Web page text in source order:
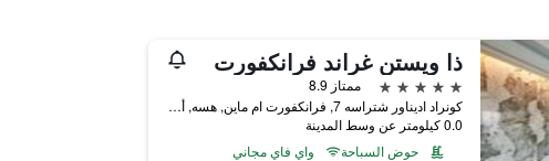
ذا ويستن غراند فرانكفورت
5 نجوم
ممتاز 8.9
كونراد اديناور شتراسه 7, فرانكفورت ام ماين, هسه, ألمانيا
0.0 كيلومتر عن وسط المدينة
حوض السباحة
واي فاي مجاني